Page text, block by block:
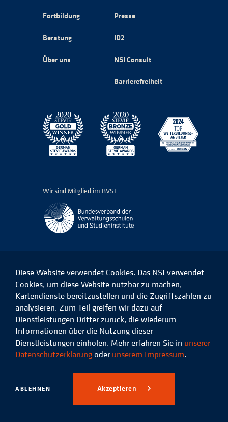
Fortbildung
Beratung
Über uns
Presse
ID2
NSI Consult
Barrierefreiheit
Wir sind Mitglied im BVSI
Das
NSI
Facebook
Das
NSI
auf
LinkedIn
Das
NSI
auf
Instagram
Das
Xing
© 2026 Niedersächsisches
Studieninstitut für kommunale
Verwaltung e.V.
Datenschutz Impressum
Diese Website verwendet Cookies. Das NSI verwendet
Cookies, um diese Website nutzbar zu machen,
Kartendienste bereitzustellen und die Zugriffszahlen zu
analysieren. Zum Teil greifen wir dazu auf
Dienstleistungen Dritter zurück, die wiederum
Informationen über die Nutzung dieser
Dienstleistungen einholen. Mehr erfahren Sie in unserer
Datenschutzerklärung oder unserem Impressum.
ABLEHNEN Akzeptieren